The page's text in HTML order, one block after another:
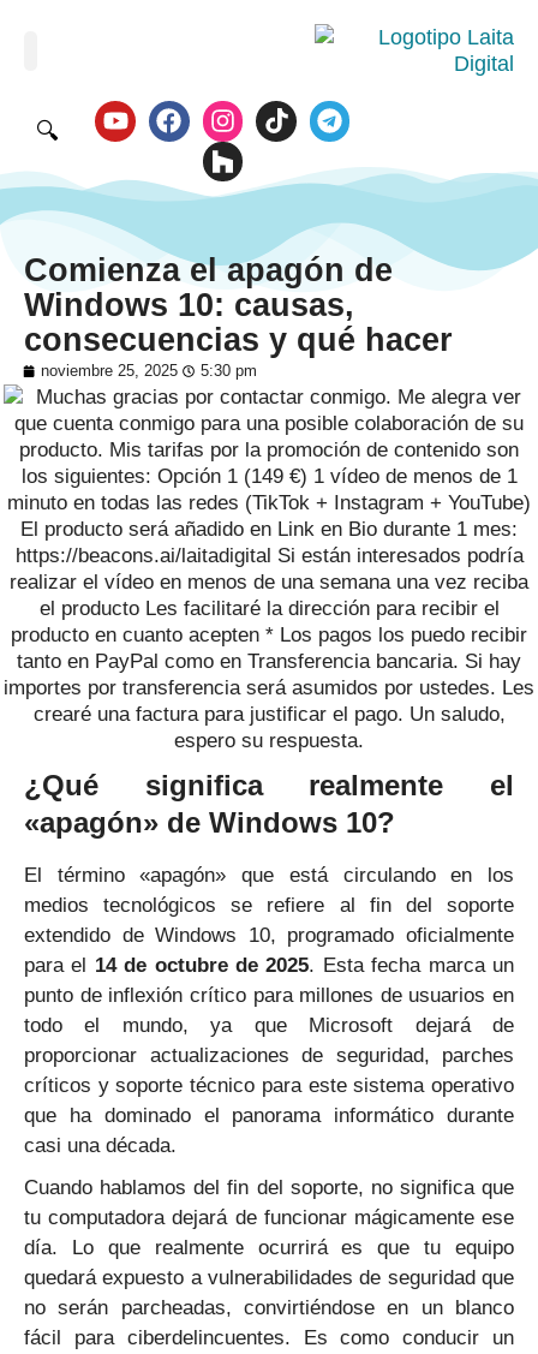
🔍
Comienza el apagón de
Windows 10: causas,
consecuencias y qué hacer
noviembre 25, 2025 5:30 pm
¿Qué significa realmente el
«apagón» de Windows 10?
El término «apagón» que está circulando en los
medios tecnológicos se refiere al fin del soporte
extendido de Windows 10, programado oficialmente
para el 14 de octubre de 2025. Esta fecha marca un
punto de inflexión crítico para millones de usuarios en
todo el mundo, ya que Microsoft dejará de
proporcionar actualizaciones de seguridad, parches
críticos y soporte técnico para este sistema operativo
que ha dominado el panorama informático durante
casi una década.
Cuando hablamos del fin del soporte, no significa que
tu computadora dejará de funcionar mágicamente ese
día. Lo que realmente ocurrirá es que tu equipo
quedará expuesto a vulnerabilidades de seguridad que
no serán parcheadas, convirtiéndose en un blanco
fácil para ciberdelincuentes. Es como conducir un